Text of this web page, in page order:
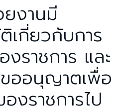
ยงานมี
เกี่ยวกับการ
ราชการ และ
ออนุญาตเพื่อ
งราชการไป